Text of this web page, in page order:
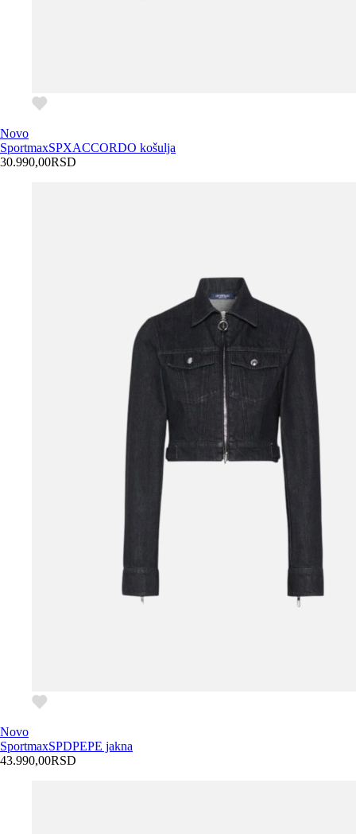
Novo
SportmaxSPXACCORDO košulja
30.990,00RSD
Novo
SportmaxSPDPEPE jakna
43.990,00RSD